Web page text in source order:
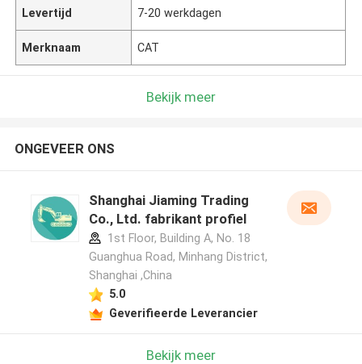
Levertijd 7-20 werkdagen
Merknaam CAT
Bekijk meer
ONGEVEER ONS
Shanghai Jiaming Trading
Co., Ltd. fabrikant profiel
1st Floor, Building A, No. 18
Guanghua Road, Minhang District,
Shanghai ,China
5.0
Geverifieerde Leverancier
Bekijk meer